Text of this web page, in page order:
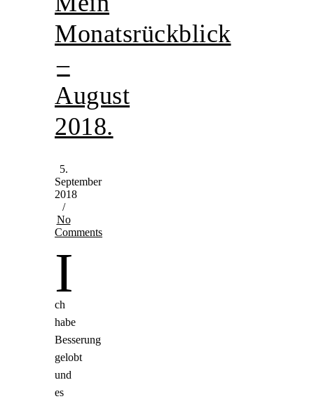
Monatsrückblick
–
August
2018.
5.
September
2018
/
No
Comments
I
ch
habe
Besserung
gelobt
und
es